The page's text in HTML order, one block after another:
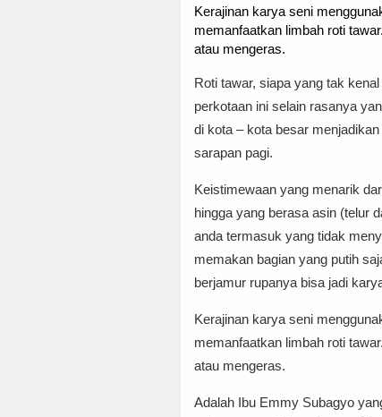
Kerajinan karya seni
memanfaatkan limbah roti
atau mengeras.
Roti tawar, siapa yang tak
perkotaan ini selain rasanya
di kota – kota besar
sarapan pagi.
Keistimewaan yang menarik
hingga yang berasa asin (telur
anda termasuk yang tidak
memakan bagian yang putih
berjamur rupanya bisa jadi
Kerajinan karya seni
memanfaatkan limbah roti
atau mengeras.
Adalah Ibu Emmy Subagyo